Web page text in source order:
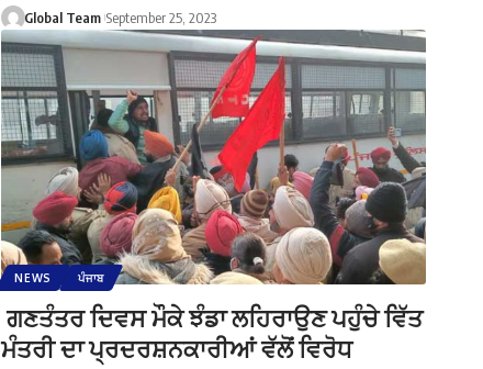
Global Team September 25, 2023
NEWS ਪੰਜਾਬ
ਗਣਤੰਤਰ ਦਿਵਸ ਮੌਕੇ ਝੰਡਾ ਲਹਿਰਾਉਣ ਪਹੁੰਚੇ ਵਿੱਤ
ਮੰਤਰੀ ਦਾ ਪ੍ਰਦਰਸ਼ਨਕਾਰੀਆਂ ਵੱਲੋਂ ਵਿਰੋਧ